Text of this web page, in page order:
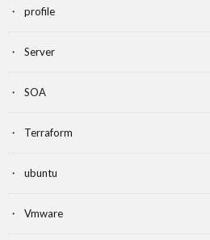
profile
Server
SOA
Terraform
ubuntu
Vmware